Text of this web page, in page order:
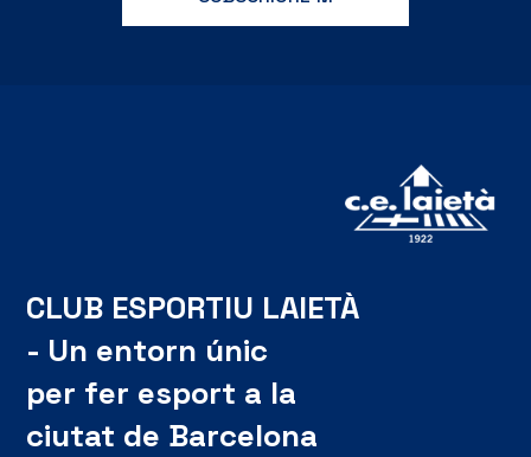
CLUB ESPORTIU LAIETÀ
- Un entorn únic
per fer esport a la
ciutat de Barcelona